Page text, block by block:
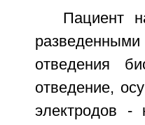
Пациент
отведения
отведение,
электродов -